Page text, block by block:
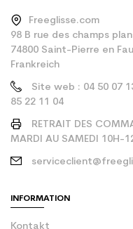
Freeglisse.com
98 B rue des champs
74800 Saint-Pierre en
Frankreich
Site web : 04 50 07
85 22 11 04
RETRAIT DES
MARDI AU SAMEDI 10H-
INFORMATION
Kontakt